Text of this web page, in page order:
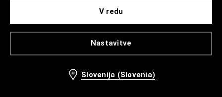
Nastavitve
V redu
Slovenija (Slovenia)